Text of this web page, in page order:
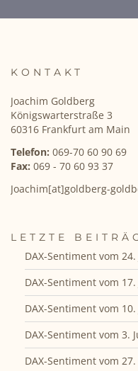
KONTAKT
Joachim Goldberg
Königswarterstraße 3
60316 Frankfurt am Main
Telefon: 069-70 60 90 69
Fax: 069 - 70 60 93 37
Joachim[at]goldberg-
LETZTE
DAX-Sentiment vom
DAX-Sentiment vom
DAX-Sentiment vom
DAX-Sentiment vom 3.
DAX-Sentiment vom